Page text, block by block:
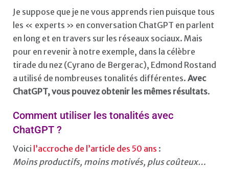
Je suppose que je ne vous apprends rien puisque tous
les « experts » en conversation ChatGPT en parlent
en long et en travers sur les réseaux sociaux. Mais
pour en revenir à notre exemple, dans la célèbre
tirade du nez (Cyrano de Bergerac), Edmond Rostand
a utilisé de nombreuses tonalités différentes. Avec
ChatGPT, vous pouvez obtenir les mêmes résultats.
Comment utiliser les tonalités avec
ChatGPT ?
Voici l’accroche de l’article des 50 ans :
Moins productifs, moins motivés, plus coûteux…